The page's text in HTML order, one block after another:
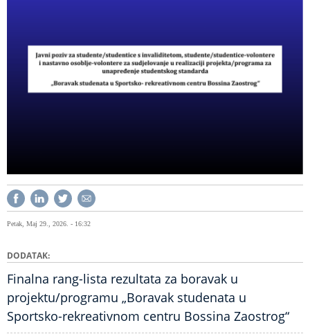
Petak, Maj 29., 2026. - 16:32
DODATAK
Finalna rang-lista rezultata za boravak u
projektu/programu „Boravak studenata u
Sportsko-rekreativnom centru Bossina Zaostrog“